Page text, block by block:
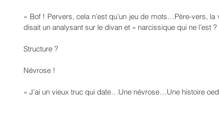
« Bof ! Pervers, cela n’est qu’un jeu de mots…Père-vers,
disait un analysant sur le divan et « narcissique qui ne l’est ?
Structure ?
Névrose !
« J’ai un vieux truc qui date…Une névrose…Une histoire